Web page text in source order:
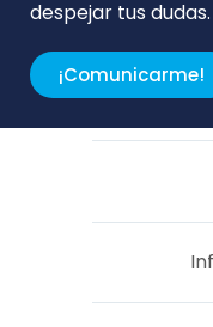
despejar tus dudas.
¡Comunicarme!